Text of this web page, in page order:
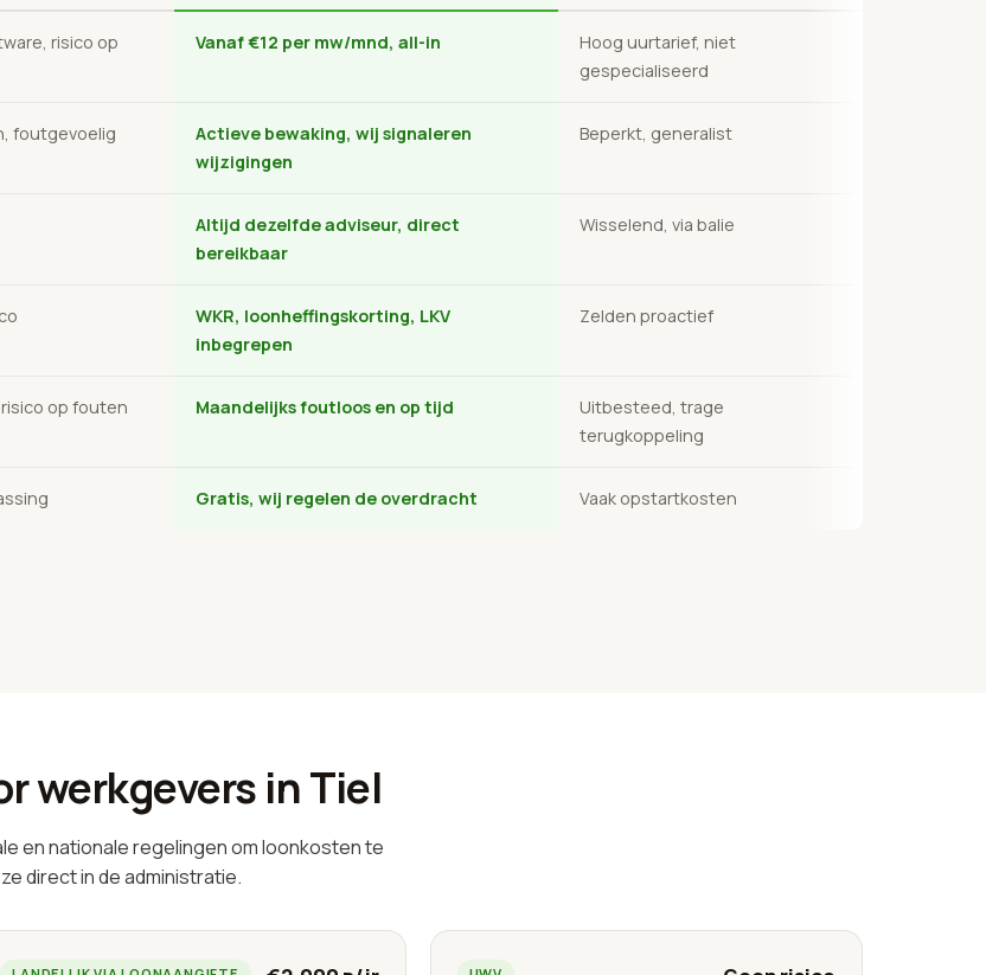
risico op
Vanaf €12 per mw/mnd, all-in
Hoog uurtarief, niet
gespecialiseerd
foutgevoelig
Actieve bewaking, wij signaleren
wijzigingen
Beperkt, generalist
Altijd dezelfde adviseur, direct
bereikbaar
Wisselend, via balie
WKR, loonheffingskorting, LKV
inbegrepen
Zelden proactief
op fouten Maandelijks foutloos en op tijd
Uitbesteed, trage
terugkoppeling
Gratis, wij regelen de overdracht Vaak opstartkosten
werkgevers in Tiel
en nationale regelingen om loonkosten te
direct in de administratie.